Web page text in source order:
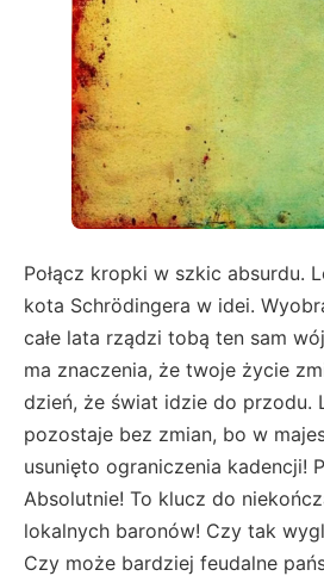
Połącz kropki w szkic absurdu.
kota Schrödingera w idei.
całe lata rządzi tobą ten sam
ma znaczenia, że twoje życie
dzień, że świat idzie do przodu.
pozostaje bez zmian, bo w
usunięto ograniczenia kadencji!
Absolutnie! To klucz do
lokalnych baronów! Czy tak
Czy może bardziej feudalne